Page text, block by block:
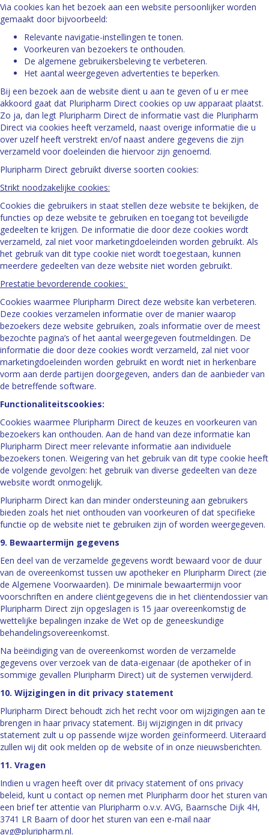
Via cookies kan het bezoek aan een website persoonlijker worden
gemaakt door bijvoorbeeld:
Relevante navigatie-instellingen te tonen.
Voorkeuren van bezoekers te onthouden.
De algemene gebruikersbeleving te verbeteren.
Het aantal weergegeven advertenties te beperken.
Bij een bezoek aan de website dient u aan te geven of u er mee
akkoord gaat dat Pluripharm Direct cookies op uw apparaat plaatst.
Zo ja, dan legt Pluripharm Direct de informatie vast die Pluripharm
Direct via cookies heeft verzameld, naast overige informatie die u
over uzelf heeft verstrekt en/of naast andere gegevens die zijn
verzameld voor doeleinden die hiervoor zijn genoemd.
Pluripharm Direct gebruikt diverse soorten cookies:
Strikt noodzakelijke cookies:
Cookies die gebruikers in staat stellen deze website te bekijken, de
functies op deze website te gebruiken en toegang tot beveiligde
gedeelten te krijgen. De informatie die door deze cookies wordt
verzameld, zal niet voor marketingdoeleinden worden gebruikt. Als
het gebruik van dit type cookie niet wordt toegestaan, kunnen
meerdere gedeelten van deze website niet worden gebruikt.
Prestatie bevorderende cookies:
Cookies waarmee Pluripharm Direct deze website kan verbeteren.
Deze cookies verzamelen informatie over de manier waarop
bezoekers deze website gebruiken, zoals informatie over de meest
bezochte pagina’s of het aantal weergegeven foutmeldingen. De
informatie die door deze cookies wordt verzameld, zal niet voor
marketingdoeleinden worden gebruikt en wordt niet in herkenbare
vorm aan derde partijen doorgegeven, anders dan de aanbieder van
de betreffende software.
Functionaliteitscookies:
Cookies waarmee Pluripharm Direct de keuzes en voorkeuren van
bezoekers kan onthouden. Aan de hand van deze informatie kan
Pluripharm Direct meer relevante informatie aan individuele
bezoekers tonen. Weigering van het gebruik van dit type cookie heeft
de volgende gevolgen: het gebruik van diverse gedeelten van deze
website wordt onmogelijk.
Pluripharm Direct kan dan minder ondersteuning aan gebruikers
bieden zoals het niet onthouden van voorkeuren of dat specifieke
functie op de website niet te gebruiken zijn of worden weergegeven.
9. Bewaartermijn gegevens
Een deel van de verzamelde gegevens wordt bewaard voor de duur
van de overeenkomst tussen uw apotheker en Pluripharm Direct (zie
de Algemene Voorwaarden). De minimale bewaartermijn voor
voorschriften en andere cliëntgegevens die in het cliëntendossier van
Pluripharm Direct zijn opgeslagen is 15 jaar overeenkomstig de
wettelijke bepalingen inzake de Wet op de geneeskundige
behandelingsovereenkomst.
Na beëindiging van de overeenkomst worden de verzamelde
gegevens over verzoek van de data-eigenaar (de apotheker of in
sommige gevallen Pluripharm Direct) uit de systemen verwijderd.
10. Wijzigingen in dit privacy statement
Pluripharm Direct behoudt zich het recht voor om wijzigingen aan te
brengen in haar privacy statement. Bij wijzigingen in dit privacy
statement zult u op passende wijze worden geïnformeerd. Uiteraard
zullen wij dit ook melden op de website of in onze nieuwsberichten.
11. Vragen
Indien u vragen heeft over dit privacy statement of ons privacy
beleid, kunt u contact op nemen met Pluripharm door het sturen van
een brief ter attentie van Pluripharm o.v.v. AVG, Baarnsche Dijk 4H,
3741 LR Baarn of door het sturen van een e-mail naar
avg@pluripharm.nl.